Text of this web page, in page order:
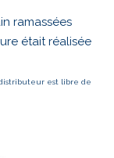
ramassées
était réalisée
est libre de